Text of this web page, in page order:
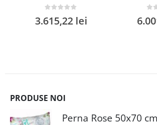
3.615,22 lei
PRODUSE NOI